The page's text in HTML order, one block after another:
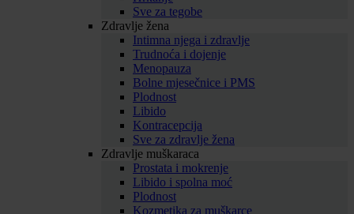
Sve za tegobe
Zdravlje žena
Intimna njega i zdravlje
Trudnoća i dojenje
Menopauza
Bolne mjesečnice i PMS
Plodnost
Libido
Kontracepcija
Sve za zdravlje žena
Zdravlje muškaraca
Prostata i mokrenje
Libido i spolna moć
Plodnost
Kozmetika za muškarce